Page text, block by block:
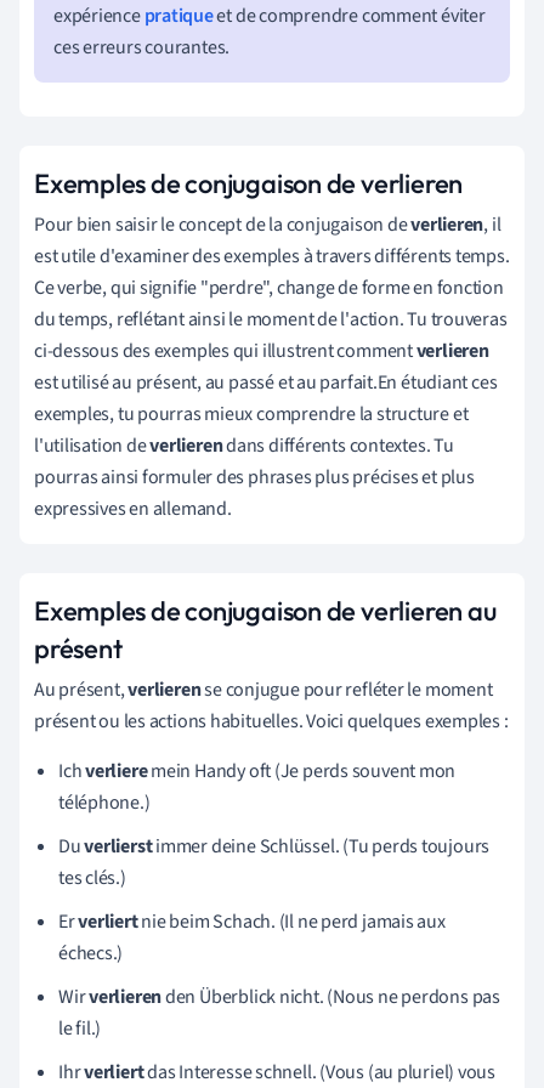
expériencepratiqueet de comprendre comment éviter
ces erreurs courantes.
Exemples de conjugaison de verlieren
Pour bien saisir le concept de la conjugaison deverlieren, il
est utile d'examiner des exemples à travers différents temps.
Ce verbe, qui signifie "perdre", change de forme en fonction
du temps, reflétant ainsi le moment de l'action. Tu trouveras
ci-dessous des exemples qui illustrent commentverlieren
est utilisé au présent, au passé et au parfait.En étudiant ces
exemples, tu pourras mieux comprendre la structure et
l'utilisation deverlierendans différents contextes. Tu
pourras ainsi formuler des phrases plus précises et plus
expressives en allemand.
Exemples de conjugaison de verlieren au
présent
Au présent,verlierense conjugue pour refléter le moment
présent ou les actions habituelles. Voici quelques exemples :
Ichverlieremein Handy oft (Je perds souvent mon
téléphone.)
Duverlierstimmer deine Schlüssel. (Tu perds toujours
tes clés.)
Erverliertnie beim Schach. (Il ne perd jamais aux
échecs.)
Wirverlierenden Überblick nicht. (Nous ne perdons pas
le fil.)
Ihrverliertdas Interesse schnell. (Vous (au pluriel) vous